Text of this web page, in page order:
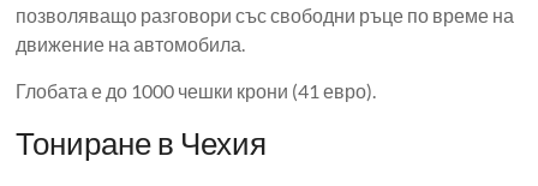
позволяващо разговори със свободни ръце по време на
движение на автомобила.
Глобата е до 1000 чешки крони (41 евро).
Тониране в Чехия